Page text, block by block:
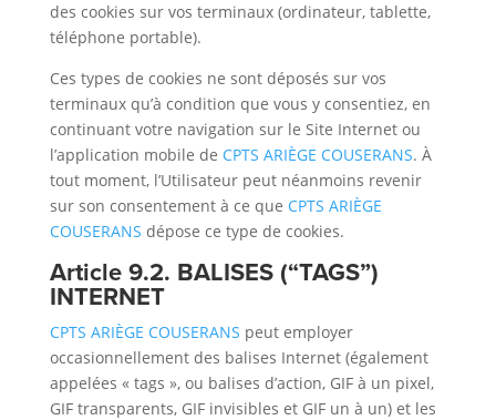
des cookies sur vos terminaux (ordinateur, tablette,
téléphone portable).
Ces types de cookies ne sont déposés sur vos
terminaux qu’à condition que vous y consentiez, en
continuant votre navigation sur le Site Internet ou
l’application mobile de CPTS ARIÈGE COUSERANS. À
tout moment, l’Utilisateur peut néanmoins revenir
sur son consentement à ce que CPTS ARIÈGE
COUSERANS dépose ce type de cookies.
Article 9.2. BALISES (“TAGS”)
INTERNET
CPTS ARIÈGE COUSERANS peut employer
occasionnellement des balises Internet (également
appelées « tags », ou balises d’action, GIF à un pixel,
GIF transparents, GIF invisibles et GIF un à un) et les